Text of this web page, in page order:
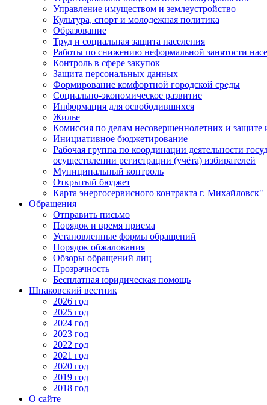
Управление имуществом и землеустройство
Культура, спорт и молодежная политика
Образование
Труд и социальная защита населения
Работы по снижению неформальной занятости
Контроль в сфере закупок
Защита персональных данных
Формирование комфортной городской среды
Социально-экономическое развитие
Информация для освободившихся
Жилье
Комиссия по делам несовершеннолетних и защите
Инициативное бюджетирование
Рабочая группа по координации деятельности
осуществлении регистрации (учёта) избирателей
Муниципальный контроль
Открытый бюджет
Карта энергосервисного контракта г. Михайловск"
Обращения
Отправить письмо
Порядок и время приема
Установленные формы обращений
Порядок обжалования
Обзоры обращений лиц
Прозрачность
Бесплатная юридическая помощь
Шпаковский вестник
2026 год
2025 год
2024 год
2023 год
2022 год
2021 год
2020 год
2019 год
2018 год
О сайте